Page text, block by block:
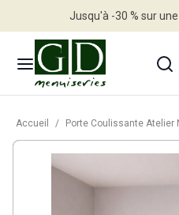
Jusqu'à -30 % sur
Accueil / Porte Coulissante Atelier